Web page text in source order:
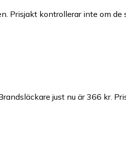
Prisjakt kontrollerar inte om
just nu är 366 kr.